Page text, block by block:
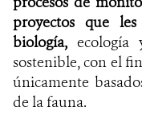
proyectos que
biología, ecología
sostenible, con el
únicamente
de la fauna.